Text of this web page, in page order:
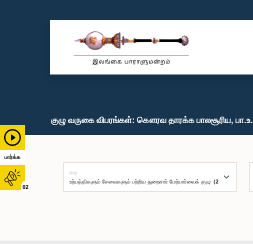
பார்க்க
02
குழு வருகை விபரங்கள்: கௌரவ தாரக்க பாலசூரிய, பா.உ.
குழு